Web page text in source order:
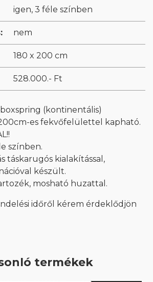
igen, 3 féle színben
nem
180 x 200 cm
528.000.- Ft
(kontinentális)
es fekvőfelülettel kapható.
színben.
táskarugós kialakítással,
készült.
mosható huzattal.
időről kérem érdeklődjön
termékek